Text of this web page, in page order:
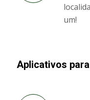
um!
Aplicativos